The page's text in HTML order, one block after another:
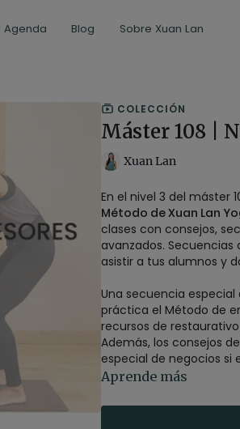
Agenda Blog Sobre Xuan Lan
COLECCIÓN
Máster 108 |
Xuan Lan
En el nivel 3 del máster
Método de Xuan Lan
clases con consejos,
avanzados.
asistir a tus alumnos y
Una secuencia especial
práctica el Método de
recursos de
Además, los consejos
especial de negocios si
Aprende más